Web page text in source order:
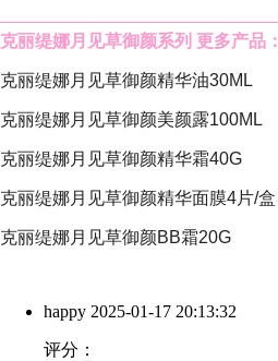
克丽缇娜月见草御颜系列 更多产品：
克丽缇娜月见草御颜精华油30ML
克丽缇娜月见草御颜美颜露100ML
克丽缇娜月见草御颜精华霜40G
克丽缇娜月见草御颜精华面膜4片/盒
克丽缇娜月见草御颜BB霜20G
happy 2025-01-17 20:13:32
评分：